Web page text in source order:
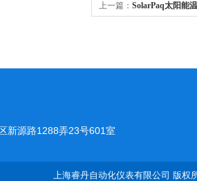
上一篇： SolarPaq太阳能
新源路1288弄23号601室
上海睿丹自动化仪表有限公司 版权